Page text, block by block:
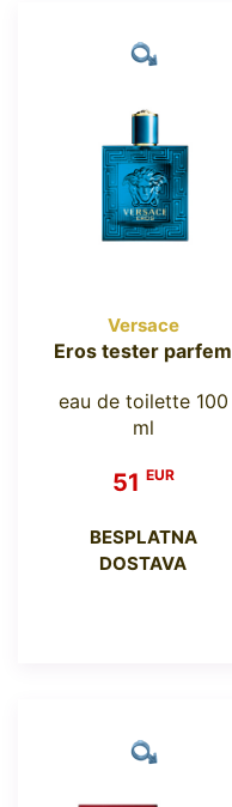
Versace
Eros tester parfem
eau de toilette 100
ml
51 EUR
BESPLATNA
DOSTAVA